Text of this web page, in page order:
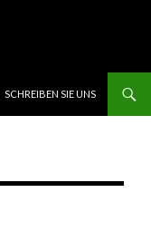
SCHREIBEN SIE UNS